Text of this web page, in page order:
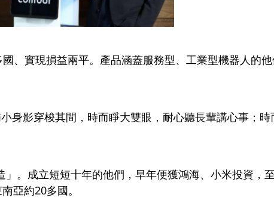
、實現損益兩平。產品涵蓋服務型、工業型機器人的
身影穿梭其間，時而睜大雙眼，耐心聽長輩講心事；
。成立短短十年的他們，早年便獲鴻海、小米投資，
亞約20多國。